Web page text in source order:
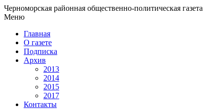
Черноморская районная общественно-политическая газета
Меню
Главная
О газете
Подписка
Архив
2013
2014
2015
2017
Контакты